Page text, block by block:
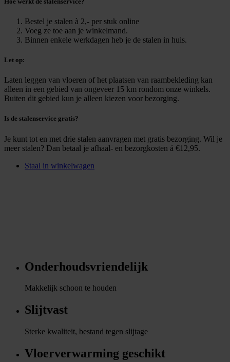
Bestel je stalen à 2,- per stuk online
Voeg ze toe aan je winkelmand.
Binnen enkele werkdagen heb je de stalen in huis.
Let op:
Laten leggen van vloeren of het plaatsen van raambekleding kan
alleen in een gebied van ongeveer 15 km rondom onze winkels.
Buiten dit gebied kun je alleen kiezen voor bezorging.
Is de stalenservice gratis?
Je kunt tot en met drie stalen aanvragen met gratis bezorging. Wil je
meer stalen? Dan betaal je afhaal- en bezorgkosten á €12,95.
Staal in winkelwagen
Onderhoudsvriendelijk
Makkelijk schoon te houden
Slijtvast
Sterke kwaliteit, bestand tegen slijtage
Vloerverwarming geschikt